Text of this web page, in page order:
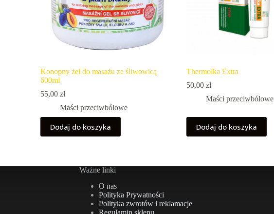
Konopny żel do masażu ze śliwowicą
600ml
55,00 zł
Maści przeciwbólowe
Dodaj do koszyka
Thermolka Extra
50,00 zł
Maści przeciwbólowe
Dodaj do koszyka
Ważne linki
O nas
Polityka Prywatności
Polityka zwrotów i reklamacje